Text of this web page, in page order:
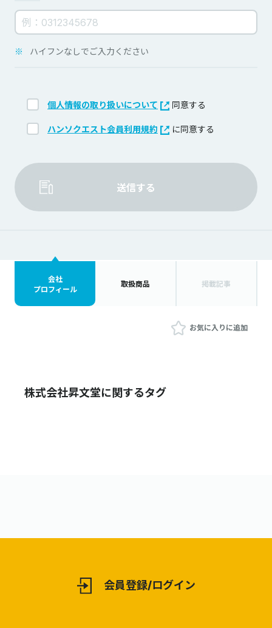
※ ハイフンなしでご入力ください
個人情報の取り扱いについて 同意する
ハンソクエスト会員利用規約 に同意する
送信する
会社
プロフィール
取扱商品 掲載記事
お気に入りに追加
株式会社昇文堂に関するタグ
会員登録/ログイン